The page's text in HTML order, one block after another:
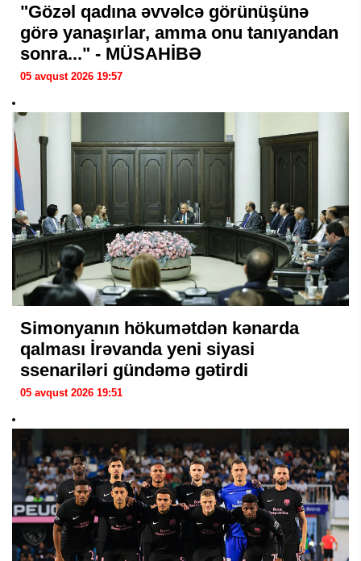
"Gözəl qadına əvvəlcə görünüşünə
görə yanaşırlar, amma onu tanıyandan
sonra..." - MÜSAHİBƏ
05 avqust 2026 19:57
Simonyanın hökumətdən kənarda
qalması İrəvanda yeni siyasi
ssenariləri gündəmə gətirdi
05 avqust 2026 19:51